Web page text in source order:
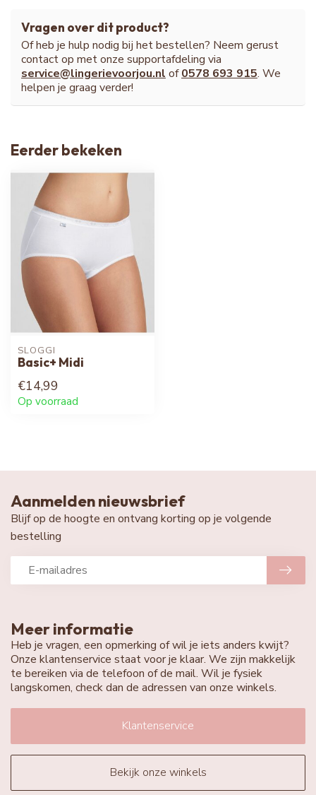
Vragen over dit product?
Of heb je hulp nodig bij het bestellen? Neem gerust
contact op met onze supportafdeling via
service@lingerievoorjou.nl of0578 693 915. We
helpen je graag verder!
Eerder bekeken
SLOGGI
Basic+ Midi
€14,99
Op voorraad
Meer informatie
Heb je vragen, een opmerking of wil je iets anders kwijt?
Onze klantenservice staat voor je klaar. We zijn makkelijk
te bereiken via de telefoon of de mail. Wil je fysiek
langskomen, check dan de adressen van onze winkels.
Klantenservice
Bekijk onze winkels
Aanmelden nieuwsbrief
Blijf op de hoogte en ontvang korting op je volgende
bestelling